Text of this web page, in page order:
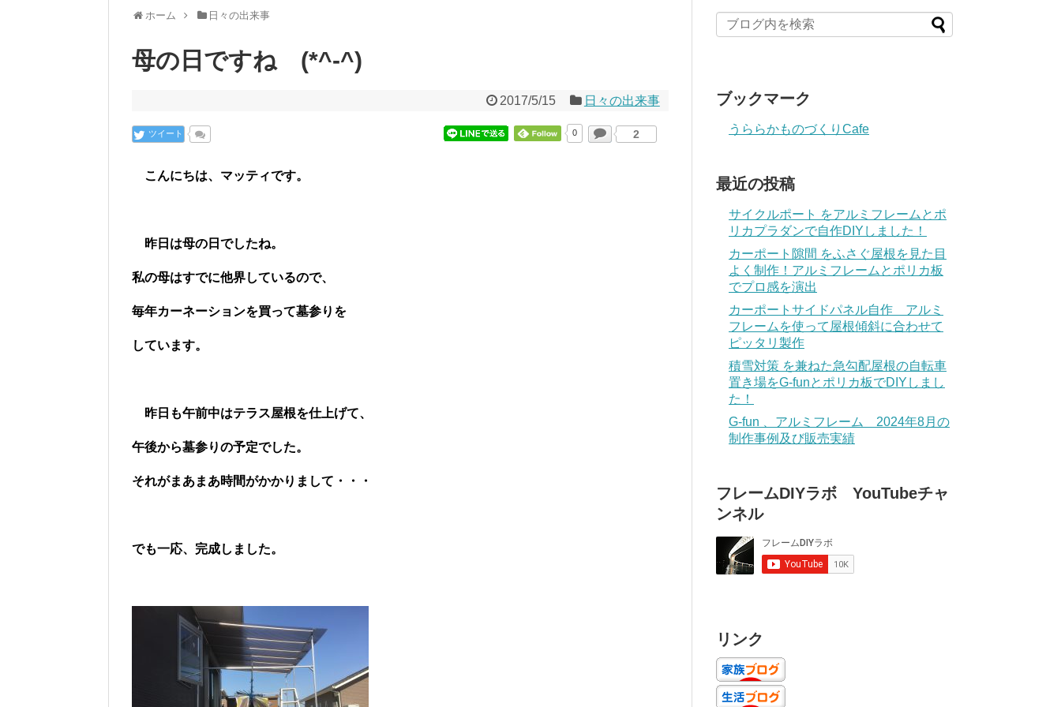
ホーム 日々の出来事
母の日ですね (*^-^)
2017/5/15 日々の出来事
ツイート 0 2
こんにちは、マッティです。
昨日は母の日でしたね。
私の母はすでに他界しているので、
毎年カーネーションを買って墓参りを
しています。
昨日も午前中はテラス屋根を仕上げて、
午後から墓参りの予定でした。
それがまあまあ時間がかかりまして・・・
でも一応、完成しました。
ブックマーク
うららかものづくりCafe
最近の投稿
サイクルポート をアルミフレームとポ
リカプラダンで自作DIYしました！
カーポート隙間 をふさぐ屋根を見た目
よく制作！アルミフレームとポリカ板
でプロ感を演出
カーポートサイドパネル自作 アルミ
フレームを使って屋根傾斜に合わせて
ピッタリ製作
積雪対策 を兼ねた急勾配屋根の自転車
置き場をG-funとポリカ板でDIYしまし
た！
G-fun 、アルミフレーム 2024年8月の
制作事例及び販売実績
フレームDIYラボ YouTubeチャ
ンネル
リンク